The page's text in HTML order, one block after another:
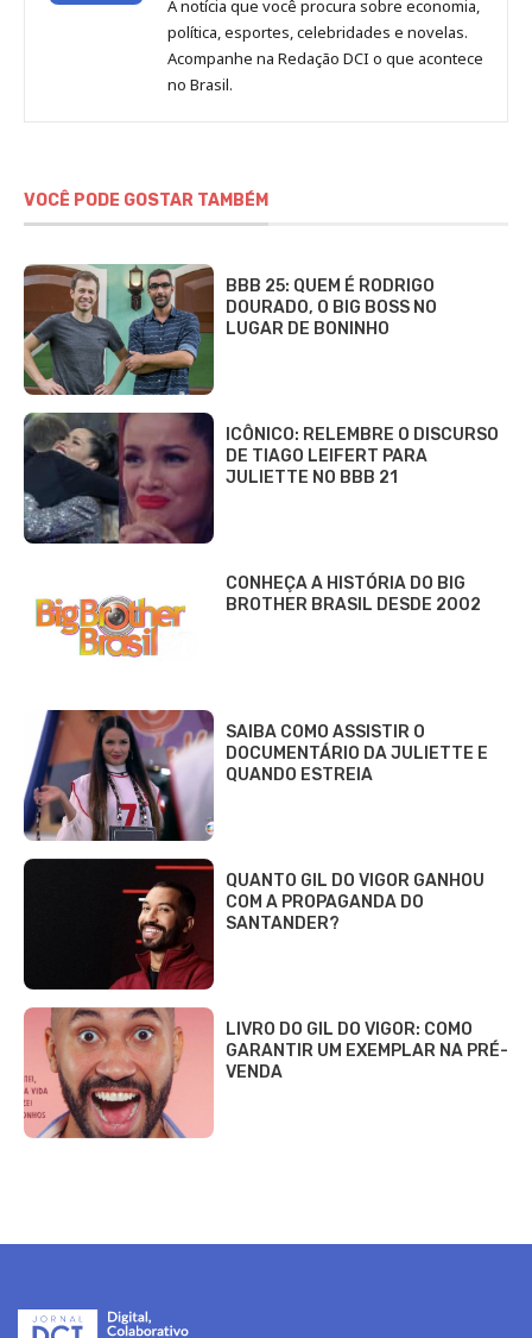
Redação
Jornal
DCI
A notícia que você procura sobre economia,
política, esportes, celebridades e novelas.
Acompanhe na Redação DCI o que acontece
no Brasil.
VOCÊ PODE GOSTAR TAMBÉM
BBB 25: QUEM É RODRIGO
DOURADO, O BIG BOSS NO
LUGAR DE BONINHO
ICÔNICO: RELEMBRE O DISCURSO
DE TIAGO LEIFERT PARA
JULIETTE NO BBB 21
CONHEÇA A HISTÓRIA DO BIG
BROTHER BRASIL DESDE 2002
SAIBA COMO ASSISTIR O
DOCUMENTÁRIO DA JULIETTE E
QUANDO ESTREIA
QUANTO GIL DO VIGOR GANHOU
COM A PROPAGANDA DO
SANTANDER?
LIVRO DO GIL DO VIGOR: COMO
GARANTIR UM EXEMPLAR NA PRÉ-
VENDA